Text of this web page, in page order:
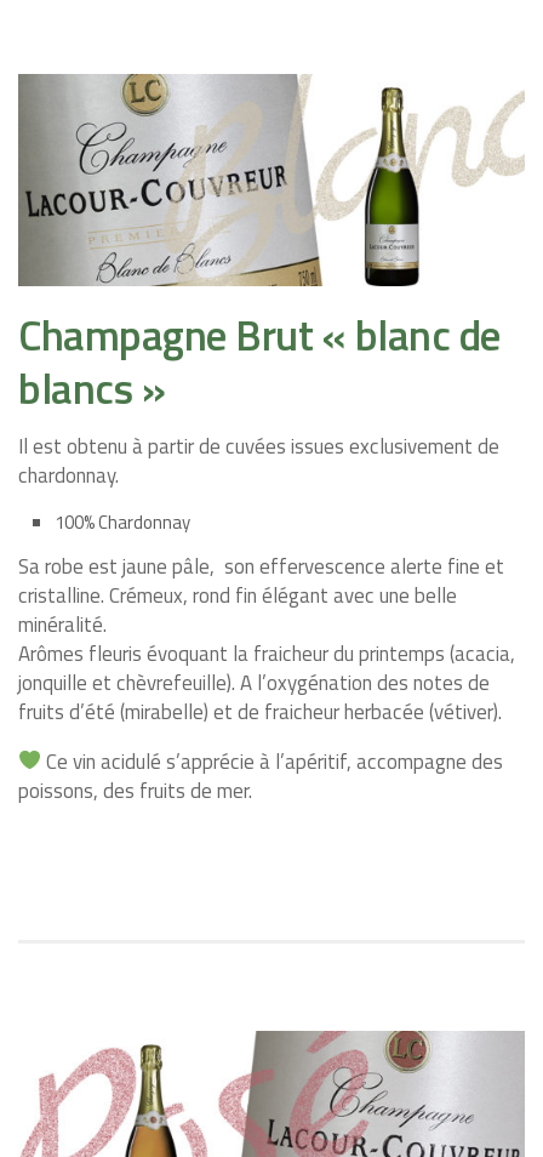
Champagne Brut « blanc de
blancs »
Il est obtenu à partir de cuvées issues exclusivement de
chardonnay.
100% Chardonnay
Sa robe estjaune pâle, son effervescence alerte fine et
cristalline.Crémeux, rond fin élégant avec une belle
minéralité.
Arômes fleuris évoquant la fraicheur du printemps (acacia,
jonquille et chèvrefeuille). A l’oxygénation des notes de
fruits d’été (mirabelle) et de fraicheur herbacée (vétiver).
Ce vin acidulé s’apprécie à l’apéritif, accompagne des
poissons, des fruits de mer.